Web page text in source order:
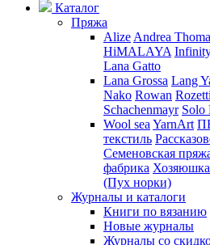
Каталог
Пряжа
Alize Andrea
HiMALAYA
Lana Gatto
Lana Grossa Lang
Nako Rowan Rozetti
Schachenmayr Solo
Wool sea YarnArt
текстиль
Семеновская
фабрика Хозяюшка
(Пух норки)
Журналы и каталоги
Книги по вязанию
Новые журналы
Журналы со